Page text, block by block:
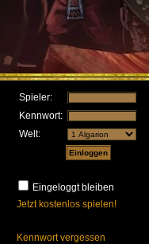
Spieler:
Kennwort:
Welt:
Eingeloggt bleiben
Jetzt kostenlos spielen!
Kennwort vergessen